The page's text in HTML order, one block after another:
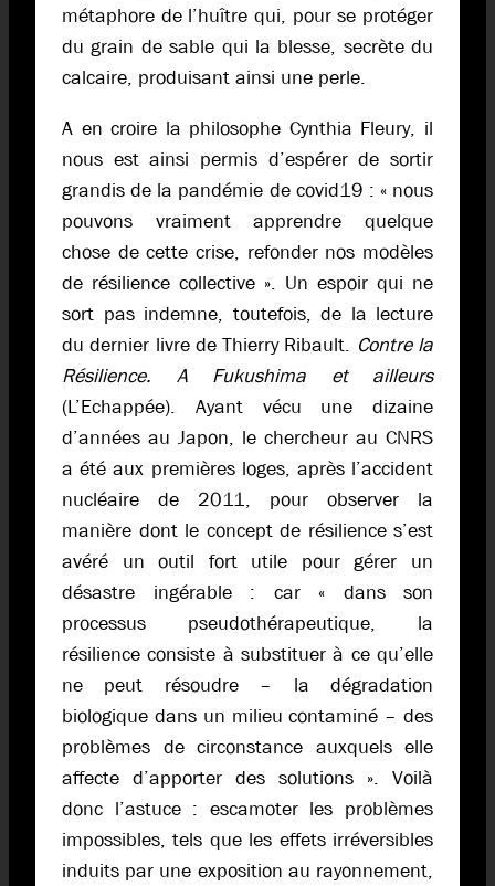
métaphore de l’huître qui, pour se protéger
du grain de sable qui la blesse, secrète du
calcaire, produisant ainsi une perle.
A en croire la philosophe Cynthia Fleury, il
nous est ainsi permis d’espérer de sortir
grandis de la pandémie de covid­19 : « nous
pouvons vraiment apprendre quelque
chose de cette crise, refonder nos modèles
de rési­lience collective ». Un espoir qui ne
sort pas indemne, toutefois, de la lecture
du dernier livre de Thierry Ribault. Contre la
Résilience. A Fukushima et ailleurs
(L’Echappée). Ayant vécu une dizaine
d’années au Japon, le chercheur au CNRS
a été aux premières loges, après l’accident
nucléaire de 2011, pour observer la
manière dont le concept de résilience s’est
avéré un outil fort utile pour gérer un
désastre ingérable : car « dans son
processus pseudo­thérapeutique, la
résilience consiste à substituer à ce qu’elle
ne peut résoudre – la dégra­dation
biologique dans un milieu contaminé – des
problèmes de circonstance auxquels elle
affecte d’apporter des solutions ». Voilà
donc l’astuce : escamoter les problèmes
impossibles, tels que les effets irréversibles
induits par une exposition au rayonnement,